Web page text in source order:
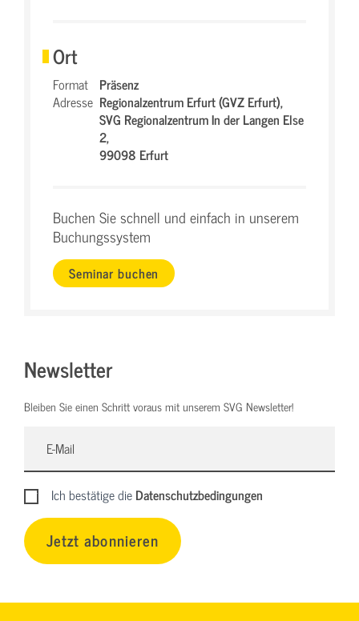
Ort
Format Präsenz
Adresse Regionalzentrum Erfurt (GVZ Erfurt),
SVG Regionalzentrum In der Langen Else
2,
99098 Erfurt
Buchen Sie schnell und einfach in unserem
Buchungssystem
Seminar buchen
Newsletter
Bleiben Sie einen Schritt voraus mit unserem SVG Newsletter!
Ich bestätige dieDatenschutzbedingungen
Jetzt abonnieren